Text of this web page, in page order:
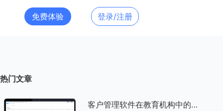
免费体验 登录/注册
热门文章
客户管理软件在教育机构中的应